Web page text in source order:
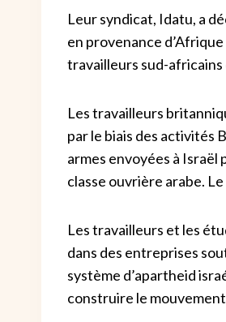
Leur syndicat, Idatu, a
en provenance
travailleurs sud-
Les travailleurs
par le biais des activités
armes envoyées à Israël
classe ouvrière arabe.
Les travailleurs et les
dans des entreprises
système d’apartheid
construire le